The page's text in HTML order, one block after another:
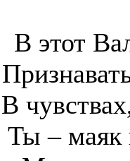
В этот
В
Ты – маяк